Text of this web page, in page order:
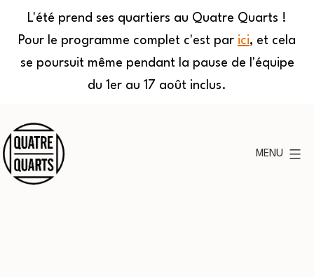
L'été prend ses quartiers au Quatre Quarts !
Pour le programme complet c'est par ici, et cela
se poursuit même pendant la pause de l'équipe
du 1er au 17 août inclus.
au
contenu
MENU